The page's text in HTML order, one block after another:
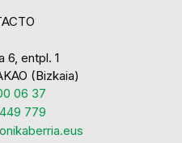
6, entpl. 1
(Bizkaia)
06 37
779